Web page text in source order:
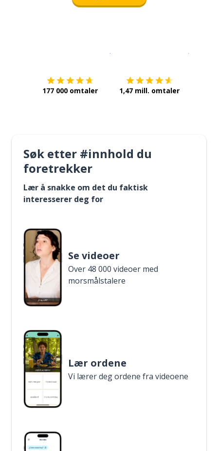
177 000 omtaler 1,47 mill. omtaler
Søk etter #innhold du
foretrekker
Lær å snakke om det du faktisk
interesserer deg for
Se videoer
Over 48 000 videoer med
morsmålstalere
Lær ordene
Vi lærer deg ordene fra videoene